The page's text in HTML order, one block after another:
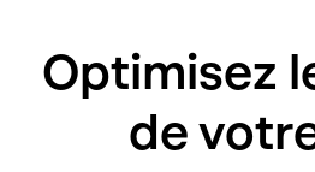
Optimisez
de